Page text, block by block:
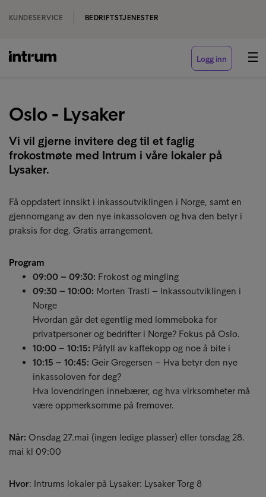
KUNDESERVICE BEDRIFTSTJENESTER
Logg inn
Oslo - Lysaker
Vi vil gjerne invitere deg til et faglig
frokostmøte med Intrum i våre lokaler på
Lysaker.
Få oppdatert innsikt i inkassoutviklingen i Norge, samt en
gjennomgang av den nye inkassoloven og hva den betyr i
praksis for deg. Gratis arrangement.
Program
09:00 – 09:30: Frokost og mingling
09:30 – 10:00: Morten Trasti – Inkassoutviklingen i
Norge
Hvordan går det egentlig med lommeboka for
privatpersoner og bedrifter i Norge? Fokus på Oslo.
10:00 – 10:15: Påfyll av kaffekopp og noe å bite i
10:15 – 10:45: Geir Gregersen – Hva betyr den nye
inkassoloven for deg?
Hva lovendringen innebærer, og hva virksomheter må
være oppmerksomme på fremover.
Når: Onsdag 27.mai (ingen ledige plasser) eller torsdag 28.
mai kl 09:00
Hvor: Intrums lokaler på Lysaker: Lysaker Torg 8